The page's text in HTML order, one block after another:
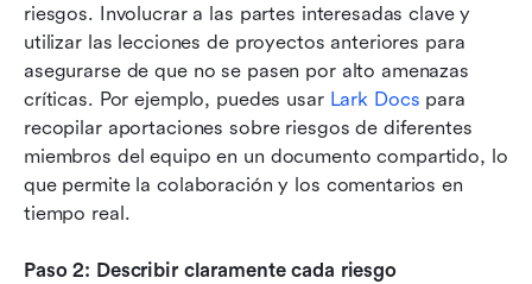
riesgos. Involucrar a las partes interesadas clave y
utilizar las lecciones de proyectos anteriores para
asegurarse de que no se pasen por alto amenazas
críticas. Por ejemplo, puedes usar Lark Docs para
recopilar aportaciones sobre riesgos de diferentes
miembros del equipo en un documento compartido, lo
que permite la colaboración y los comentarios en
tiempo real.
Paso 2: Describir claramente cada riesgo